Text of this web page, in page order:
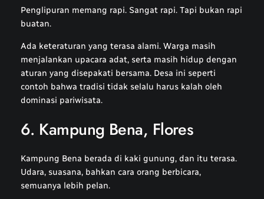
Penglipuran memang rapi. Sangat rapi. Tapi bukan rapi
buatan.
Ada keteraturan yang terasa alami. Warga masih
menjalankan upacara adat, serta masih hidup dengan
aturan yang disepakati bersama. Desa ini seperti
contoh bahwa tradisi tidak selalu harus kalah oleh
dominasi pariwisata.
6. Kampung Bena, Flores
Kampung Bena berada di kaki gunung, dan itu terasa.
Udara, suasana, bahkan cara orang berbicara,
semuanya lebih pelan.